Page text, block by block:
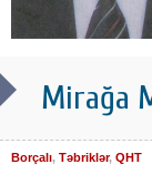
Mirağa
Borçalı, Təbriklər, QHT